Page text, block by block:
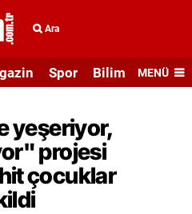
Ara
Spor Bilim veMENÜ
yeşeriyor,
projesi
çocuklar